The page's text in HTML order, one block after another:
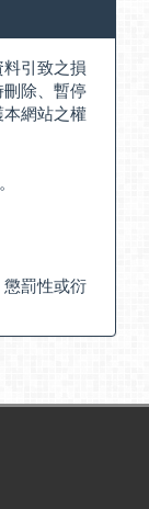
引致之損
除、暫停
網站之權
罰性或衍